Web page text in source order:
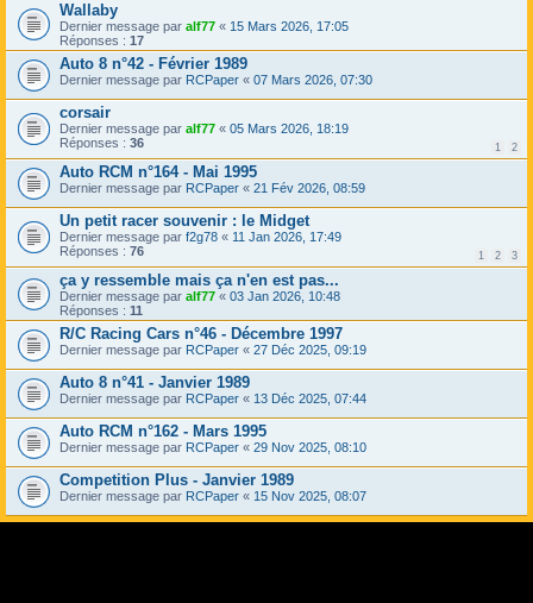
Wallaby
Dernier message par alf77 « 15 Mars 2026, 17:05
Réponses : 17
Auto 8 n°42 - Février 1989
Dernier message par RCPaper « 07 Mars 2026, 07:30
corsair
Dernier message par alf77 « 05 Mars 2026, 18:19
Réponses : 36 1 2
Auto RCM n°164 - Mai 1995
Dernier message par RCPaper « 21 Fév 2026, 08:59
Un petit racer souvenir : le Midget
Dernier message par f2g78 « 11 Jan 2026, 17:49
Réponses : 76 1 2 3
ça y ressemble mais ça n'en est pas...
Dernier message par alf77 « 03 Jan 2026, 10:48
Réponses : 11
R/C Racing Cars n°46 - Décembre 1997
Dernier message par RCPaper « 27 Déc 2025, 09:19
Auto 8 n°41 - Janvier 1989
Dernier message par RCPaper « 13 Déc 2025, 07:44
Auto RCM n°162 - Mars 1995
Dernier message par RCPaper « 29 Nov 2025, 08:10
Competition Plus - Janvier 1989
Dernier message par RCPaper « 15 Nov 2025, 08:07